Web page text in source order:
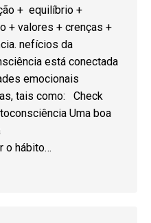
+ equilíbrio +
+ valores + crenças +
nefícios da
está conectada
emocionais
tais como: Check
Uma boa
o hábito…